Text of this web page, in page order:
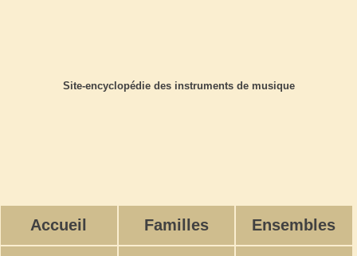
Site-encyclopédie des instruments de musique
Accueil Familles Ensembles